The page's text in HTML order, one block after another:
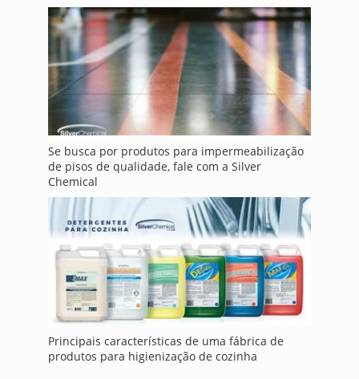
Se busca por produtos para impermeabilização
de pisos de qualidade, fale com a Silver
Chemical
Principais características de uma fábrica de
produtos para higienização de cozinha